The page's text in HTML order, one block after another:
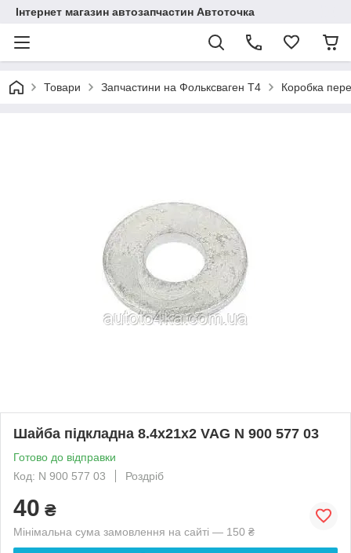
Інтернет магазин автозапчастин Автоточка
Товари Запчастини на Фольксваген Т4 Коробка
Шайба підкладна 8.4х21х2 VAG N 900 577 03
Готово до відправки
Код: N 900 577 03
Роздріб
40 ₴
Мінімальна сума замовлення на сайті — 150 ₴